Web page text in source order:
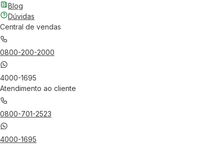
Blog
Dúvidas
Central de vendas
0800-200-2000
4000-1695
Atendimento ao cliente
0800-701-2523
4000-1695